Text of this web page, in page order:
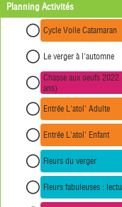
Planning Activités
Cycle Voile Catamaran
Le verger à l'automne
Chasse aux oeufs 2022
ans)
Entrée L'atol' Adulte
Entrée L'atol' Enfant
Fleurs du verger
Fleurs fabuleuses :